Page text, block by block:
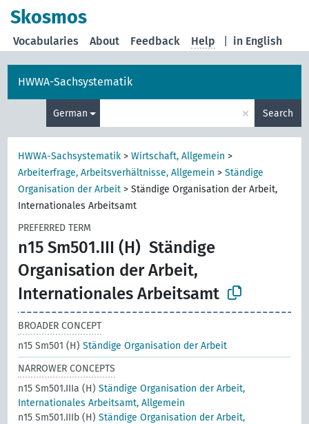
Skosmos
in English
Vocabularies About Feedback Help
HWWA-Sachsystematik
German × Search
HWWA-Sachsystematik >Wirtschaft, Allgemein >
Arbeiterfrage, Arbeitsverhältnisse, Allgemein >Ständige
Organisation der Arbeit >Ständige Organisation der Arbeit,
Internationales Arbeitsamt
PREFERRED TERM
n15 Sm501.III (H) Ständige
Organisation der Arbeit,
Internationales Arbeitsamt
BROADER CONCEPT
n15 Sm501 (H)Ständige Organisation der Arbeit
NARROWER CONCEPTS
n15 Sm501.IIIa (H)Ständige Organisation der Arbeit,
Internationales Arbeitsamt, Allgemein
n15 Sm501.IIIb (H)Ständige Organisation der Arbeit,